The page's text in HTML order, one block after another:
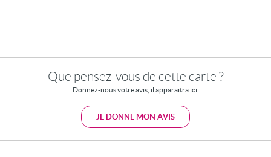
Que pensez-vous de cette carte ?
Donnez-nous votre avis, il apparaitra ici.
JE DONNE MON AVIS